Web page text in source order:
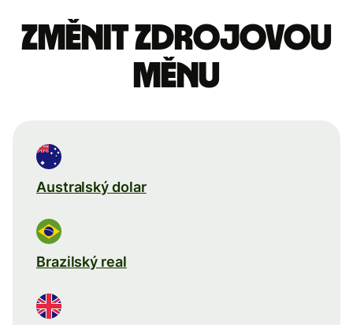
Změnit zdrojovou
měnu
Australský dolar
Brazilský real